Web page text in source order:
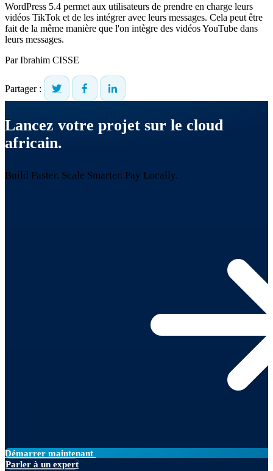
WordPress 5.4 permet aux utilisateurs de prendre en charge leurs
vidéos TikTok et de les intégrer avec leurs messages. Cela peut être
fait de la même manière que l'on intègre des vidéos YouTube dans
leurs messages.
ParIbrahim CISSE
Partager :
Lancez votre projet sur le cloud
africain.
Build Faster. Scale Smarter. Pay Locally.
Démarrer maintenant
Parler à un expert